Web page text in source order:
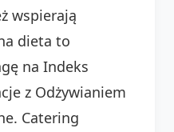
wspierają
dieta to
na Indeks
z Odżywianiem
Catering